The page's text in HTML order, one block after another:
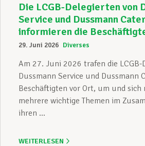
Die LCGB-Delegierten von
Service und Dussmann
informieren die
29. Juni 2026 Diverses
Am 27. Juni 2026 trafen die LCGB-
Dussmann Service und Dussmann
Beschäftigten vor Ort, um und
mehrere wichtige Themen im
ihren ...
WEITERLESEN